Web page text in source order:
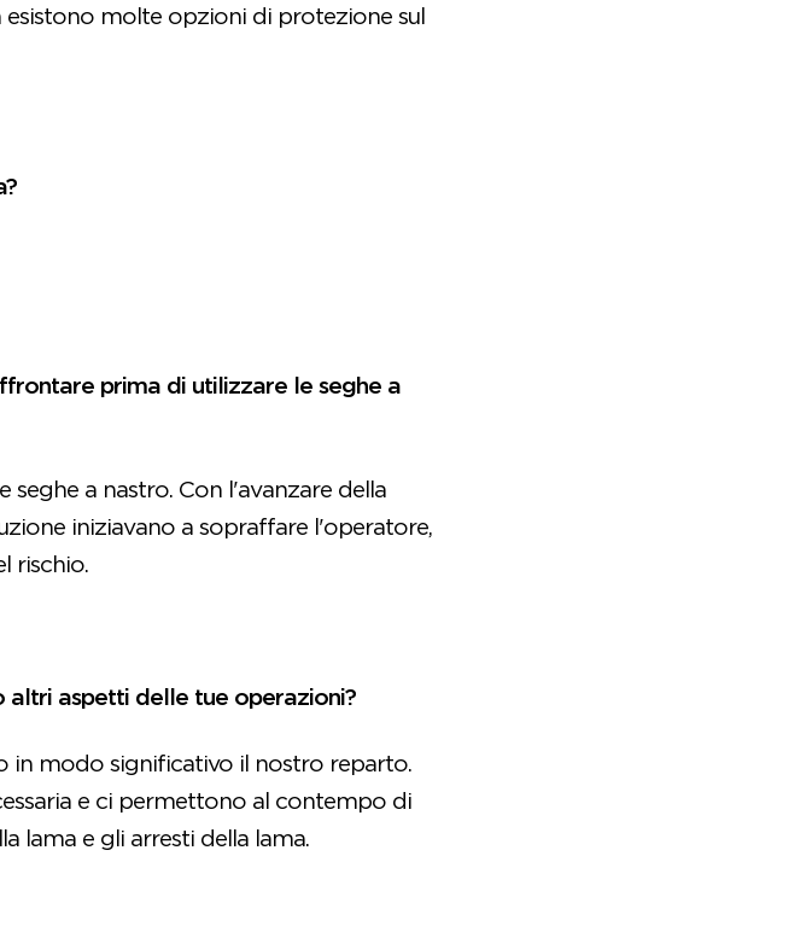
molte opzioni di protezione sul
prima di utilizzare le seghe a
a nastro. Con l'avanzare della
iniziavano a sopraffare l'operatore,
rischio.
altri aspetti delle tue operazioni?
in modo significativo il nostro reparto.
e ci permettono al contempo di
lama e gli arresti della lama.